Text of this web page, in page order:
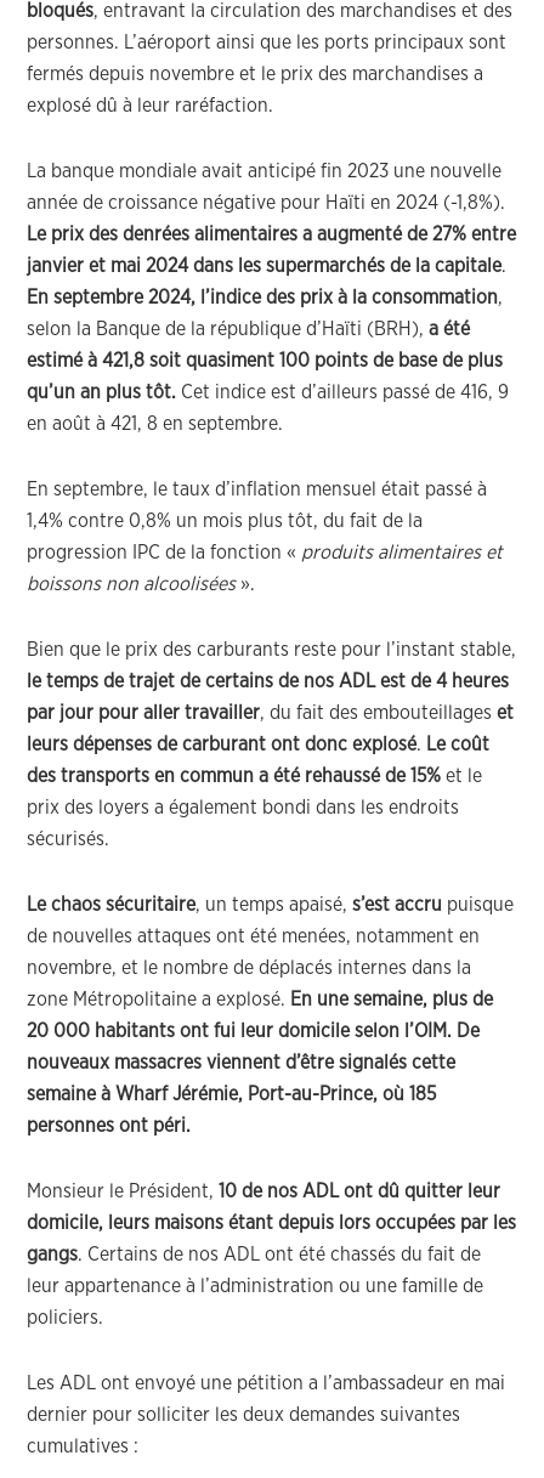
bloqués, entravant la circulation des marchandises et des
personnes. L’aéroport ainsi que les ports principaux sont
fermés depuis novembre et le prix des marchandises a
explosé dû à leur raréfaction.
La banque mondiale avait anticipé fin 2023 une nouvelle
année de croissance négative pour Haïti en 2024 (-1,8%).
Le prix des denrées alimentaires a augmenté de 27% entre
janvier et mai 2024 dans les supermarchés de la capitale.
En septembre 2024, l’indice des prix à la consommation,
selon la Banque de la république d’Haïti (BRH),a été
estimé à 421,8 soit quasiment 100 points de base de plus
qu’un an plus tôt. Cet indice est d’ailleurs passé de 416, 9
en août à 421, 8 en septembre.
En septembre, le taux d’inflation mensuel était passé à
1,4% contre 0,8% un mois plus tôt, du fait de la
progression IPC de la fonction « produits alimentaires et
boissons non alcoolisées».
Bien que le prix des carburants reste pour l’instant stable,
le temps de trajet de certains de nos ADL est de 4 heures
par jour pour aller travailler, du fait des embouteillageset
leurs dépenses de carburant ont donc explosé. Le coût
des transports en commun a été rehaussé de 15% et le
prix des loyers a également bondi dans les endroits
sécurisés.
Le chaos sécuritaire, un temps apaisé,s’est accru puisque
de nouvelles attaques ont été menées, notamment en
novembre, et le nombre de déplacés internes dans la
zone Métropolitaine a explosé. En une semaine, plus de
20 000 habitants ont fui leur domicile selon l’OIM. De
nouveaux massacres viennent d’être signalés cette
semaine à Wharf Jérémie, Port-au-Prince, où 185
personnes ont péri.
Monsieur le Président,10 de nos ADL ont dû quitter leur
domicile, leurs maisons étant depuis lors occupées par les
gangs. Certains de nos ADL ont été chassés du fait de
leur appartenance à l’administration ou une famille de
policiers.
Les ADL ont envoyé une pétition a l’ambassadeur en mai
dernier pour solliciter les deux demandes suivantes
cumulatives :